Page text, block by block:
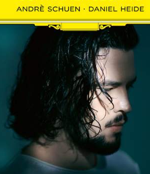
SECHS
MONOLOGE
AUS
JEDERMANN
GESÄNGE
DES
HARFNERS
Andrè Schuen,
Baritone